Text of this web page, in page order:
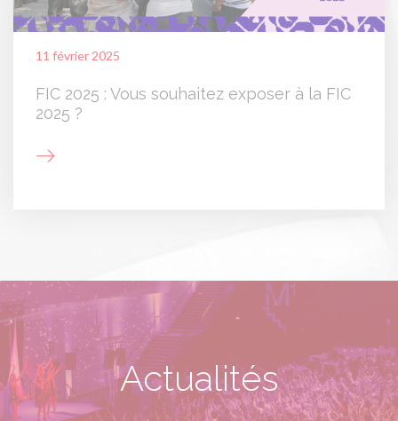
11 février 2025
FIC 2025 : Vous souhaitez exposer à la FIC
2025 ?
Actualités